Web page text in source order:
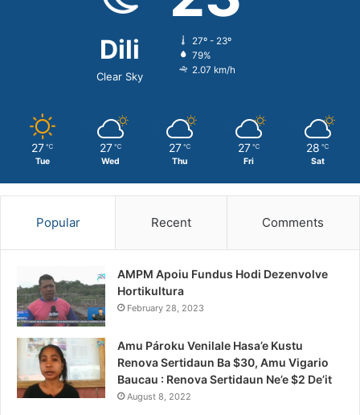
Dili
Clear Sky
27º - 23º
79%
2.07 km/h
27 ℃
Tue
27 ℃
Wed
27 ℃
Thu
27 ℃
Fri
28 ℃
Sat
Popular Recent Comments
AMPM Apoiu Fundus Hodi Dezenvolve
Hortikultura
February 28, 2023
Amu Pároku Venilale Hasa’e Kustu
Renova Sertidaun Ba $30, Amu Vigario
Baucau : Renova Sertidaun Ne’e $2 De’it
August 8, 2022